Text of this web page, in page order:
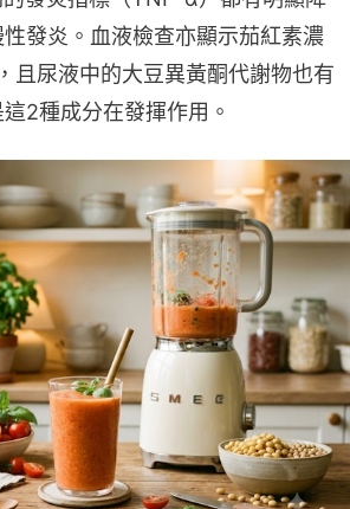
發炎。血液檢查亦顯示茄紅素濃
且尿液中的大豆異黃酮代謝物也有
2種成分在發揮作用。